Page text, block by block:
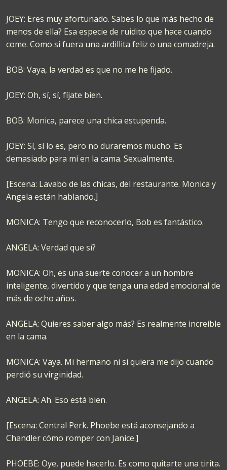
JOEY: Eres muy afortunado. Sabes lo que más hecho de
menos de ella? Esa especie de ruidito que hace cuando
come. Como si fuera una ardillita feliz o una comadreja.
BOB: Vaya, la verdad es que no me he fijado.
JOEY: Oh, sí, sí, fíjate bien.
BOB: Monica, parece una chica estupenda.
JOEY: Sí, sí lo es, pero no duraremos mucho. Es
demasiado para mí en la cama. Sexualmente.
[Escena: Lavabo de las chicas, del restaurante. Monica y
Angela están hablando.]
MONICA: Tengo que reconocerlo, Bob es fantástico.
ANGELA: Verdad que sí?
MONICA: Oh, es una suerte conocer a un hombre
inteligente, divertido y que tenga una edad emocional de
más de ocho años.
ANGELA: Quieres saber algo más? Es realmente increíble
en la cama.
MONICA: Vaya. Mi hermano ni si quiera me dijo cuando
perdió su virginidad.
ANGELA: Ah. Eso está bien.
[Escena: Central Perk. Phoebe está aconsejando a
Chandler cómo romper con Janice.]
PHOEBE: Oye, puede hacerlo. Es como quitarte una tirita.